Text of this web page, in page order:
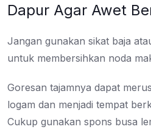
Dapur Agar Awet
Jangan gunakan sikat baja
untuk membersihkan noda
Goresan tajamnya dapat
logam dan menjadi tempat
Cukup gunakan spons busa